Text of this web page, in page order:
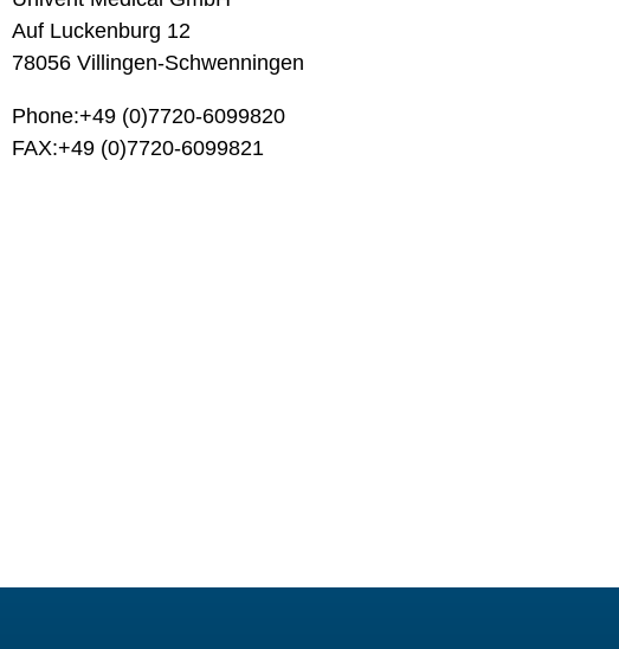
Auf Luckenburg 12
78056 Villingen-Schwenningen
Phone:+49 (0)7720-6099820
FAX:+49 (0)7720-6099821